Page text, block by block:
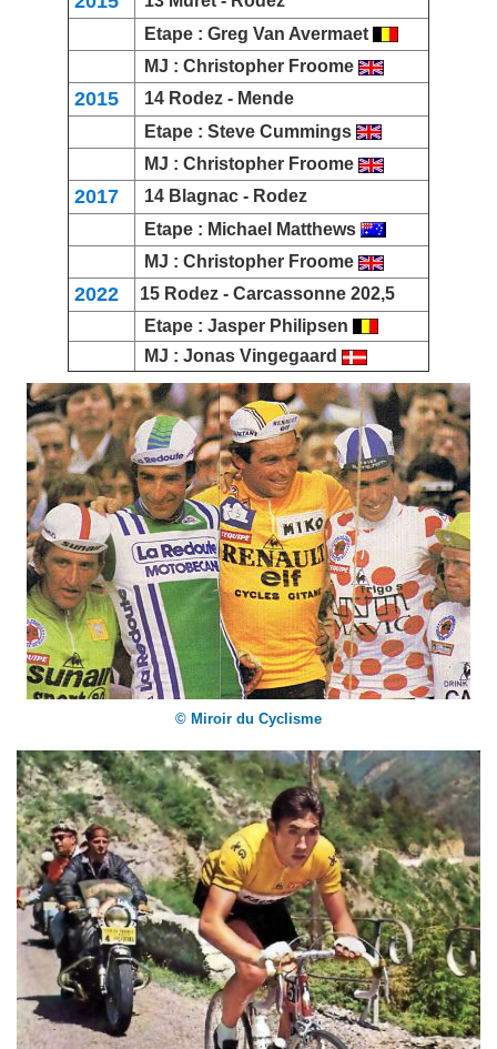
Etape : Greg Van Avermaet
MJ : Christopher Froome
2015 14 Rodez - Mende
Etape : Steve Cummings
MJ : Christopher Froome
2017 14 Blagnac - Rodez
Etape : Michael Matthews
MJ : Christopher Froome
2022 15 Rodez - Carcassonne 202,5
Etape : Jasper Philipsen
MJ : Jonas Vingegaard
© Miroir du Cyclisme